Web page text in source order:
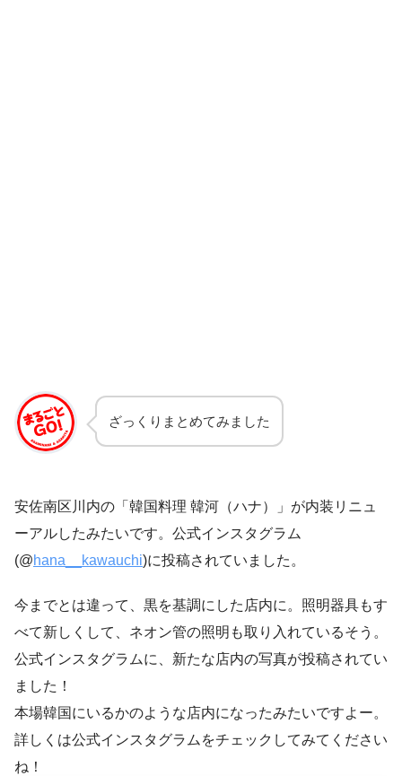
ざっくりまとめてみました
安佐南区川内の「韓国料理 韓河（ハナ）」が内装リニュ
ーアルしたみたいです。公式インスタグラム
(@hana__kawauchi)に投稿されていました。
今までとは違って、黒を基調にした店内に。照明器具もす
べて新しくして、ネオン管の照明も取り入れているそう。
公式インスタグラムに、新たな店内の写真が投稿されてい
ました！
本場韓国にいるかのような店内になったみたいですよー。
詳しくは公式インスタグラムをチェックしてみてください
ね！